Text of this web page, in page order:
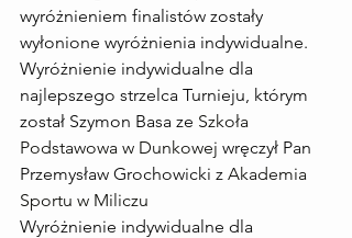
wyróżnieniem finalistów zostały
wyłonione wyróżnienia indywidualne.
Wyróżnienie indywidualne dla
najlepszego strzelca Turnieju, którym
został Szymon Basa ze Szkoła
Podstawowa w Dunkowej wręczył Pan
Przemysław Grochowicki z Akademia
Sportu w Miliczu
Wyróżnienie indywidualne dla